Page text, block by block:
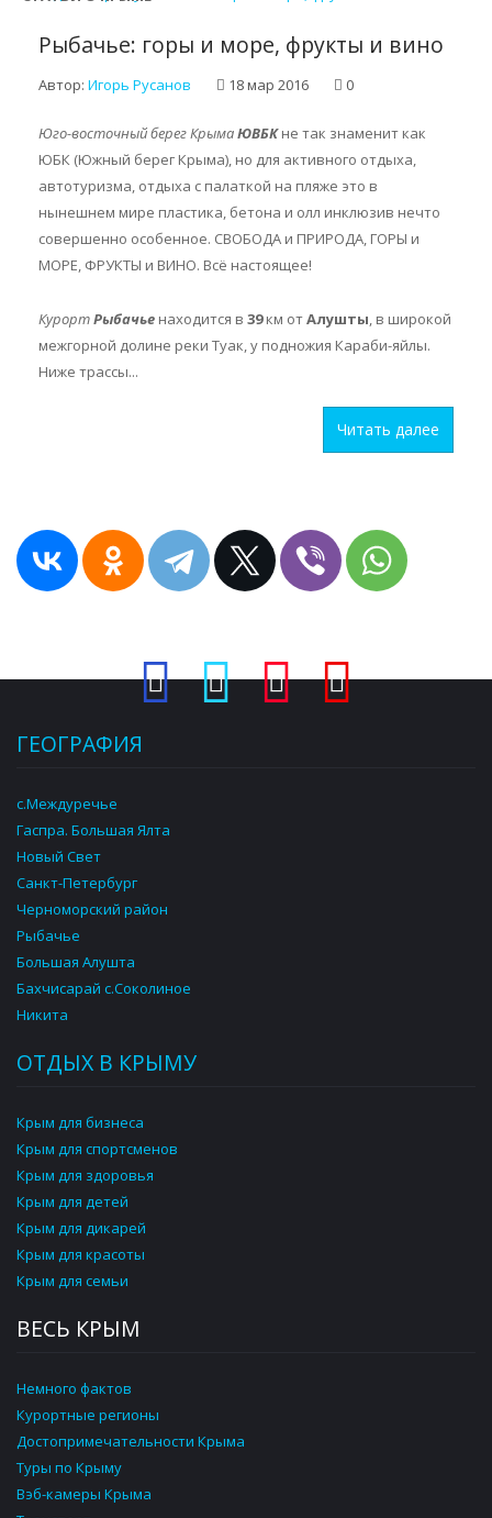
Рыбачье: горы и море, фрукты и вино
Автор: Игорь Русанов 18 мар 2016 0
Юго-восточный берег КрымаЮВБКне так знаменит как
ЮБК (Южный берег Крыма), но для активного отдыха,
автотуризма, отдыха с палаткой на пляже это в
нынешнем мире пластика, бетона и олл инклюзив нечто
совершенно особенное. СВОБОДА и ПРИРОДА, ГОРЫ и
МОРЕ, ФРУКТЫ и ВИНО. Всё настоящее!
КурортРыбачье находится в 39км отАлушты , в широкой
межгорной долине реки Туак, у подножия Караби-яйлы.
Ниже трассы...
Читать далее
ГЕОГРАФИЯ
с.Междуречье
Гаспра. Большая Ялта
Новый Свет
Санкт-Петербург
Черноморский район
Рыбачье
Большая Алушта
Бахчисарай с.Соколиное
Никита
ОТДЫХ В КРЫМУ
Крым для бизнеса
Крым для спортсменов
Крым для здоровья
Крым для детей
Крым для дикарей
Крым для красоты
Крым для семьи
ВЕСЬ КРЫМ
Немного фактов
Курортные регионы
Достопримечательности Крыма
Туры по Крыму
Вэб-камеры Крыма